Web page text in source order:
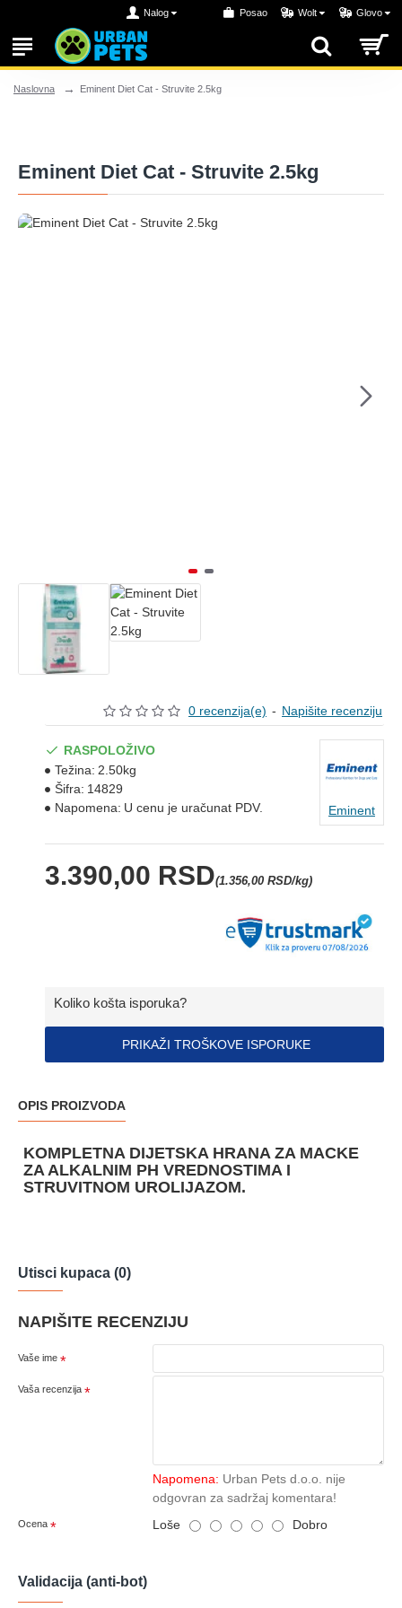
Nalog Posao Wolt Glovo
Naslovna Eminent Diet Cat - Struvite 2.5kg
Eminent Diet Cat - Struvite 2.5kg
0 recenzija(e) - Napišite recenziju
3.390,00 RSD(1.356,00 RSD/kg)
RASPOLOŽIVO
Težina: 2.50kg
Šifra: 14829
Napomena: U cenu je uračunat PDV. Eminent
Koliko košta isporuka?
PRIKAŽI TROŠKOVE ISPORUKE
OPIS PROIZVODA
KOMPLETNA DIJETSKA HRANA ZA MACKE
ZA ALKALNIM PH VREDNOSTIMA I
STRUVITNOM UROLIJAZOM.
Utisci kupaca (0)
NAPIŠITE RECENZIJU
Vaše ime
Vaša recenzija
Napomena: Urban Pets d.o.o. nije
odgovran za sadržaj komentara!
Ocena Loše Dobro
Validacija (anti-bot)